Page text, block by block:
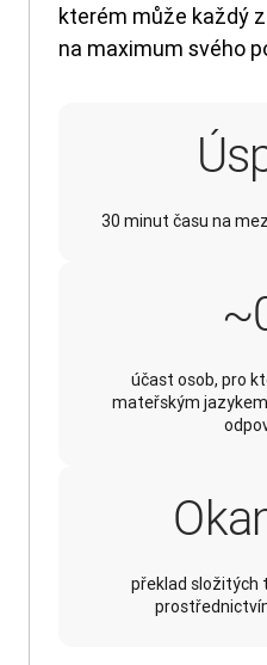
kterém může každý
na maximum svého
30 minut času na
~
účast osob, pro
mateřským
překlad složitých